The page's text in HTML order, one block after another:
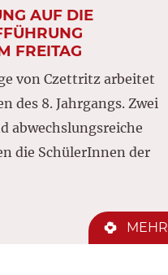
AUF DIE
FREITAG
von Czettritz arbeitet
des 8. Jahrgangs. Zwei
abwechslungsreiche
die SchülerInnen der
MEHR